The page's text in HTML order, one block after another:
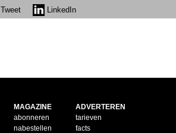
Tweet LinkedIn
MAGAZINE
abonneren
nabestellen
ADVERTEREN
tarieven
facts